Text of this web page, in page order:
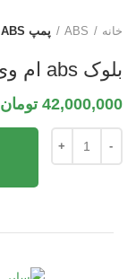
خانه ABS پمپ ABS
بلوک abs ام وی ام X22
42,000,000 تومان